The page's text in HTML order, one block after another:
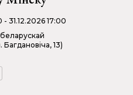
- 31.12.2026 17:00
Багдановіча, 13)